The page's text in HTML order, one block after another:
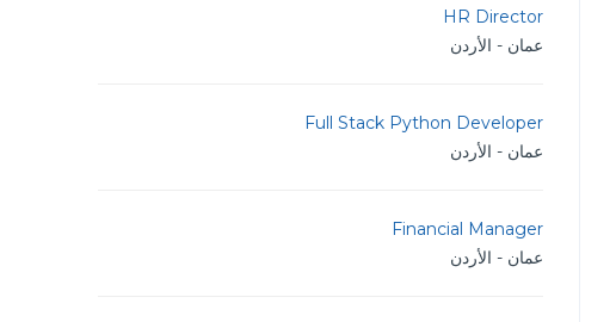
HR Director
عمان - الأردن
Full Stack Python Developer
عمان - الأردن
Financial Manager
عمان - الأردن